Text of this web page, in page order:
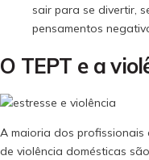
sair para se divertir,
pensamentos
O TEPT e a
A maioria dos profissionais
de violência domésticas